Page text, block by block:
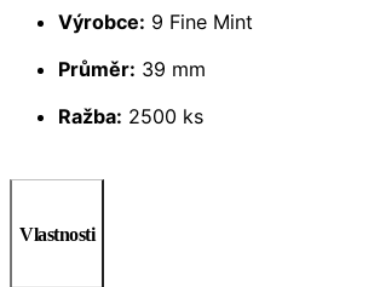
Výrobce: 9 Fine Mint
Průměr: 39 mm
Ražba: 2500 ks
Vlastnosti